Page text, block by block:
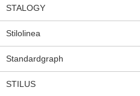
STALOGY
Stilolinea
Standardgraph
STILUS